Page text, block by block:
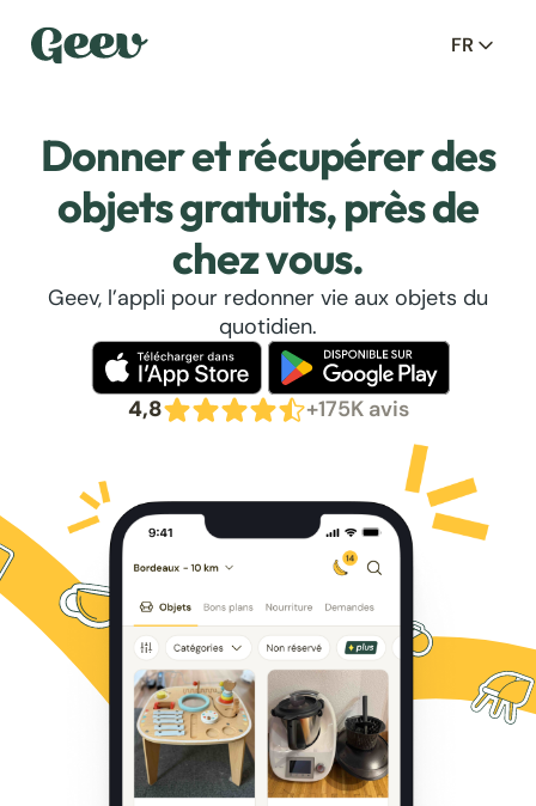
FR
Donner et récupérer des
objets gratuits, près de
chez vous.
Geev, l’appli pour redonner vie aux objets du
quotidien.
4,8 +175K avis